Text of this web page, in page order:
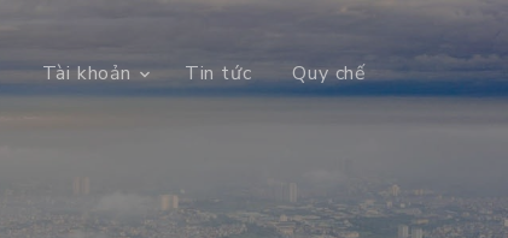
Tài khoản Tin tức Quy chế